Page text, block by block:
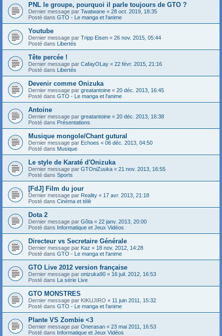
PNL le groupe, pourquoi il parle toujours de GTO ?
Dernier message par Twatwane « 28 oct. 2019, 18:35
Posté dans GTO - Le manga et l'anime
Youtube
Dernier message par Tripp Eisen « 26 nov. 2015, 05:44
Posté dans Libertés
Tête percée !
Dernier message par CafayOLay « 22 févr. 2015, 21:16
Posté dans Libertés
Devenir comme Onizuka
Dernier message par greatantoine « 20 déc. 2013, 16:45
Posté dans GTO - Le manga et l'anime
Antoine
Dernier message par greatantoine « 20 déc. 2013, 16:38
Posté dans Présentations
Musique mongole/Chant gutural
Dernier message par Echoes « 06 déc. 2013, 04:50
Posté dans Musique
Le style de Karaté d'Onizuka
Dernier message par GTOniZuuka « 21 nov. 2013, 16:55
Posté dans Sports
[FdJ] Film du jour
Dernier message par Reality « 17 avr. 2013, 21:18
Posté dans Cinéma et télé
Dota 2
Dernier message par Gôta « 22 janv. 2013, 20:00
Posté dans Informatique et Jeux Vidéos
Directeur vs Secretaire Générale
Dernier message par Kaz « 18 nov. 2012, 14:28
Posté dans GTO - Le manga et l'anime
GTO Live 2012 version française
Dernier message par onizuka90 « 16 juil. 2012, 16:53
Posté dans La série Live
GTO MONSTRES
Dernier message par KIKUJIRO « 11 juin 2011, 15:32
Posté dans GTO - Le manga et l'anime
Plante VS Zombie <3
Dernier message par Onerasan « 23 mai 2011, 16:53
Posté dans Informatique et Jeux Vidéos